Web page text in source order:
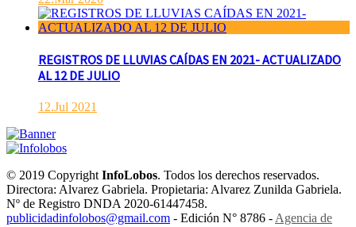
REGISTROS DE LLUVIAS CAÍDAS EN 2021- ACTUALIZADO
AL 12 DE JULIO
12.Jul 2021
© 2019 CopyrightInfoLobos. Todos los derechos reservados.
Directora: Alvarez Gabriela. Propietaria: Alvarez Zunilda Gabriela.
Nº de Registro DNDA 2020-61447458.
publicidadinfolobos@gmail.com - Edición N° 8786 -Agencia de